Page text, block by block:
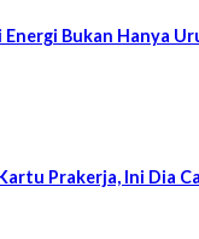
Bukan Hanya
Prakerja, Ini Dia